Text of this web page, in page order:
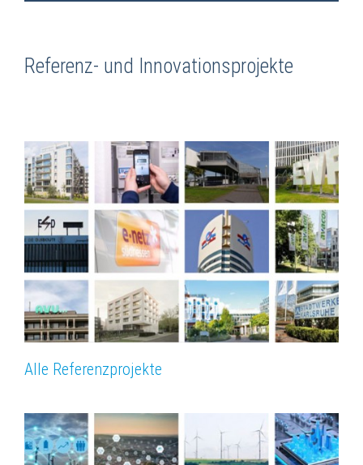
Referenz- und Innovationsprojekte
Alle Referenzprojekte